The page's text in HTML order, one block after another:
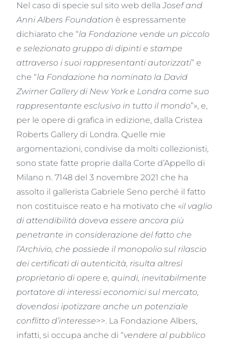
Nel caso di specie sul sito web dellaJosef and
Anni Albers Foundation è espressamente
dichiarato che “la Fondazione vende un piccolo
e selezionato gruppo di dipinti e stampe
attraverso i suoi rappresentanti autorizzati” e
che “la Fondazione ha nominato la David
Zwirner Gallery di New York e Londra come suo
rappresentante esclusivo in tutto il mondo”», e,
per le opere di grafica in edizione, dalla Cristea
Roberts Gallery di Londra. Quelle mie
argomentazioni, condivise da molti collezionisti,
sono state fatte proprie dalla Corte d’Appello di
Milano n. 7148 del 3 novembre 2021 che ha
assolto il gallerista Gabriele Seno perché il fatto
non costituisce reato e ha motivato che «il vaglio
di attendibilità doveva essere ancora più
penetrante in considerazione del fatto che
l’Archivio, che possiede il monopolio sul rilascio
dei certificati di autenticità, risulta altresì
proprietario di opere e, quindi, inevitabilmente
portatore di interessi economici sul mercato,
dovendosi ipotizzare anche un potenziale
conflitto d’interesse>>. La Fondazione Albers,
infatti, si occupa anche di “vendere al pubblico